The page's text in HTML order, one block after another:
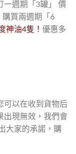
一週期「3罐」 價
購買兩週期「6
神油4隻！ 優惠多
可以在收到貨物后
出現無效，我們會
大家的承諾，購